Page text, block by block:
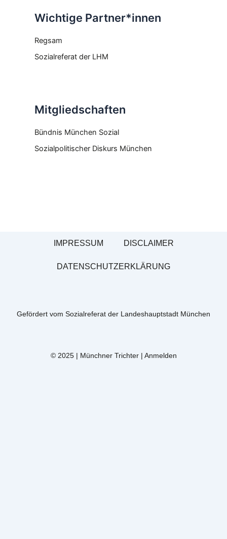
Wichtige Partner*innen
Regsam
Sozialreferat der LHM
Mitgliedschaften
Bündnis München Sozial
Sozialpolitischer Diskurs München
IMPRESSUM DISCLAIMER
DATENSCHUTZERKLÄRUNG
Gefördert vom Sozialreferat der Landeshauptstadt München
© 2025 | Münchner Trichter | Anmelden